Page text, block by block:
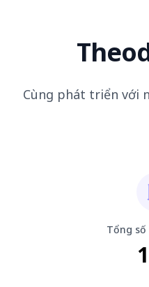
Theo
Cùng phát triển với
Tổng